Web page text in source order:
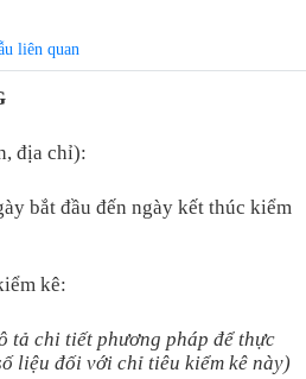
liên quan
địa chỉ):
bắt đầu đến ngày kết thúc kiểm
kê:
tả chi tiết phương pháp để thực
liệu đối với chỉ tiêu kiểm kê này)